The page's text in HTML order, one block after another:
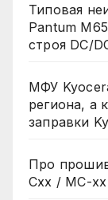
Типовая
Pantum
строя DC/
МФУ
региона, а
заправки
Про
Cxx / MC-